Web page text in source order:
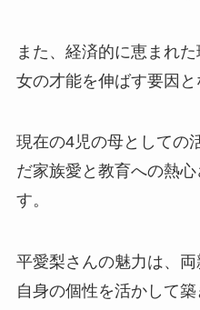
また、経済的に恵まれ
女の才能を伸ばす要因と
現在の4児の母としての
だ家族愛と教育への熱
す。
平愛梨さんの魅力は、両
自身の個性を活かして